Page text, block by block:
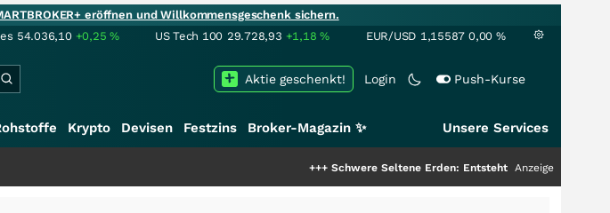
eröffnen und Willkommensgeschenk sichern.
54.036,10 +0,25% US Tech 100 29.728,93 +1,18% EUR/USD 1,15587 0,00 %
Login Push-Kurse
Aktie geschenkt!
Krypto Devisen Festzins Broker-Magazin ✨ Unsere Services
Schwere Seltene Erden: Entsteht hier die nächste
Anzeige